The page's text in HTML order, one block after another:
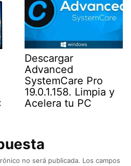
Descargar
Advanced
SystemCare Pro
19.0.1.158. Limpia y
Acelera tu PC
no será publicada. Los campos